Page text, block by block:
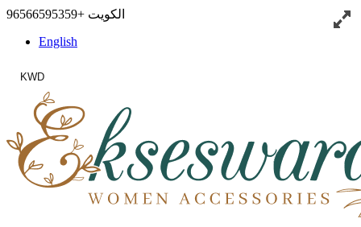
الكويت +96566595359
English
KWD